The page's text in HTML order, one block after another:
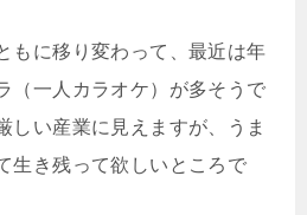
もに移り変わって、最近は年
（一人カラオケ）が多そうで
しい産業に見えますが、うま
生き残って欲しいところで